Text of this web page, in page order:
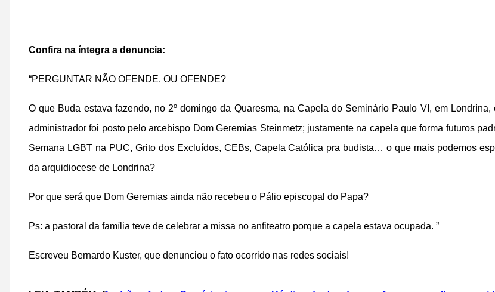
Confira na íntegra a denuncia:
“PERGUNTAR NÃO OFENDE. OU OFENDE?
O que Buda estava fazendo, no 2º domingo da Quaresma, na Capela do Seminário Paulo VI, em Londrina,
administrador foi posto pelo arcebispo Dom Geremias Steinmetz; justamente na capela que forma futuros
Semana LGBT na PUC, Grito dos Excluídos, CEBs, Capela Católica pra budista… o que mais podemos
da arquidiocese de Londrina?
Por que será que Dom Geremias ainda não recebeu o Pálio episcopal do Papa?
Ps: a pastoral da família teve de celebrar a missa no anfiteatro porque a capela estava ocupada. ”
Escreveu Bernardo Kuster, que denunciou o fato ocorrido nas redes sociais!